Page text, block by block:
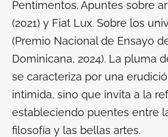
Pentimentos. Apuntes sobre
(2021) y Fiat Lux. Sobre los
(Premio Nacional de Ensayo
Dominicana, 2024). La pluma
se caracteriza por una
intimida, sino que invita a la
estableciendo puentes entre
filosofía y las bellas artes.